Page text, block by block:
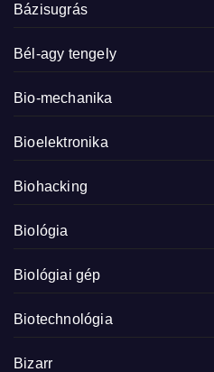
Bázisugrás
Bél-agy tengely
Bio-mechanika
Bioelektronika
Biohacking
Biológia
Biológiai gép
Biotechnológia
Bizarr